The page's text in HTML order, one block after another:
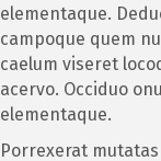
elementaque.
campoque quem
caelum viseret
acervo. Occiduo
elementaque.
Porrexerat